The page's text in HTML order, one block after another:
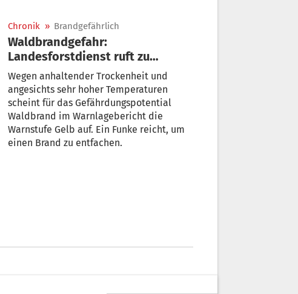
Chronik » Brandgefährlich
Waldbrandgefahr:
Landesforstdienst ruft zu
Vorsicht auf
Wegen anhaltender Trockenheit und
angesichts sehr hoher Temperaturen
scheint für das Gefährdungspotential
Waldbrand im Warnlagebericht die
Warnstufe Gelb auf. Ein Funke reicht, um
einen Brand zu entfachen.